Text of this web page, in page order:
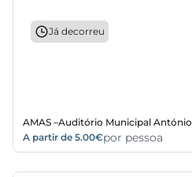
Já decorreu
AMAS –Auditório Municipal António
A partir de 5.00€por pessoa